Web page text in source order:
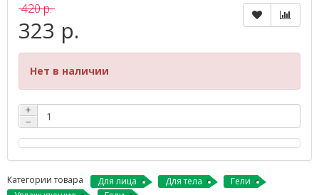
420 р.
323 р.
Нет в наличии
+
−
Категории товара Для лица Для тела
Гели